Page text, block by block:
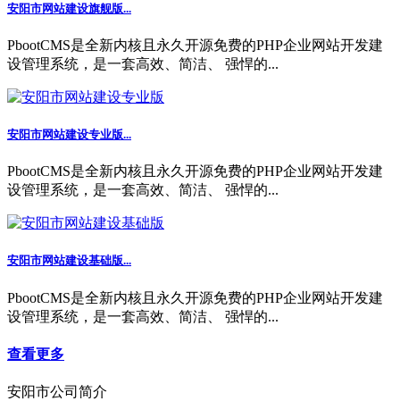
安阳市网站建设旗舰版...
PbootCMS是全新内核且永久开源免费的PHP企业网站开发建
设管理系统，是一套高效、简洁、 强悍的...
安阳市网站建设专业版...
PbootCMS是全新内核且永久开源免费的PHP企业网站开发建
设管理系统，是一套高效、简洁、 强悍的...
安阳市网站建设基础版...
PbootCMS是全新内核且永久开源免费的PHP企业网站开发建
设管理系统，是一套高效、简洁、 强悍的...
查看更多
安阳市公司简介